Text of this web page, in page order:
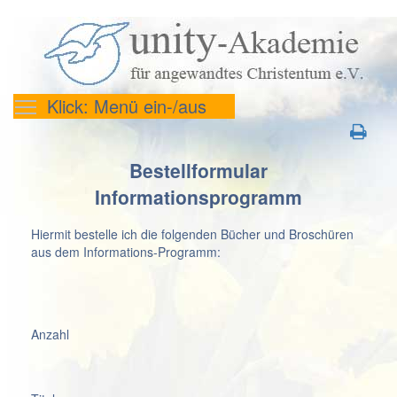
Klick: Menü ein-/aus
Bestellformular
Informationsprogramm
Hiermit bestelle ich die folgenden Bücher und Broschüren
aus dem Informations-Programm:
Anzahl